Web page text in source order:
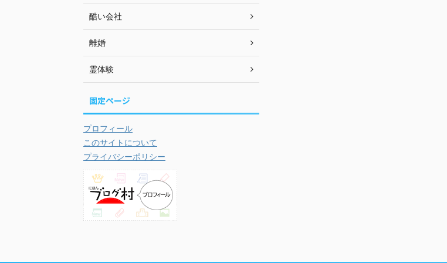
酷い会社
離婚
霊体験
固定ページ
プロフィール
このサイトについて
プライバシーポリシー